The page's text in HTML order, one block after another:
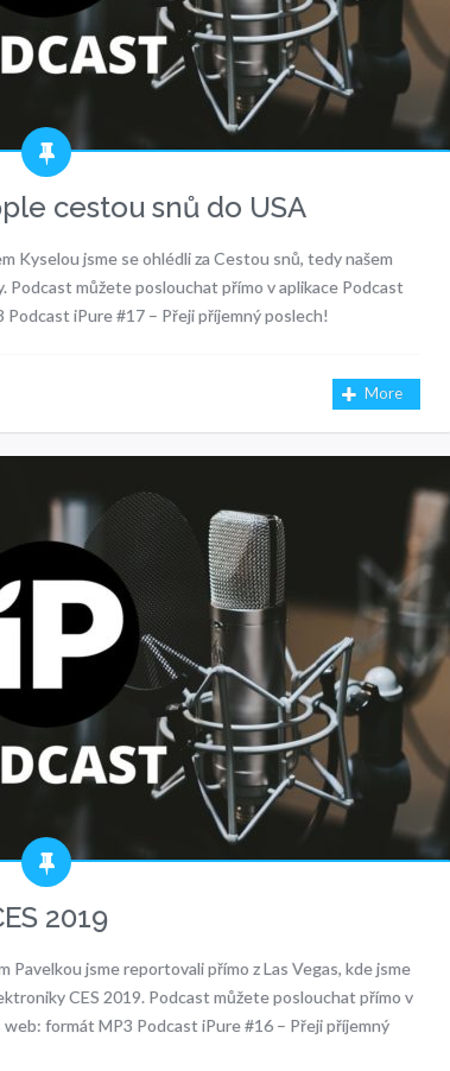
cestou snů do USA
Kyselou jsme se ohlédli za Cestou snů, tedy našem
Podcast můžete poslouchat přímo v aplikace Podcast
iPure #17 – Přeji příjemný poslech!
More
2019
Pavelkou jsme reportovali přímo z Las Vegas, kde jsme
CES 2019. Podcast můžete poslouchat přímo v
formát MP3 Podcast iPure #16 – Přeji příjemný